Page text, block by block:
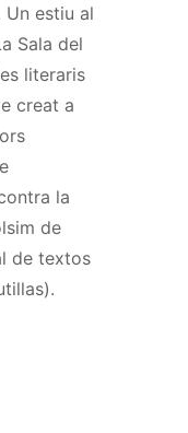
Un estiu al
Sala del
literaris
creat a
la
de
de textos